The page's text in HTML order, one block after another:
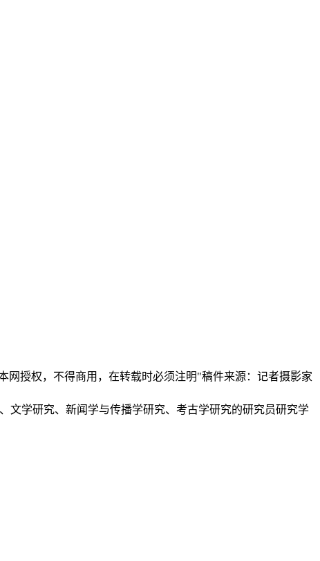
授权，不得商用，在转载时必须注明"稿件来源：记者摄影家
文学研究、新闻学与传播学研究、考古学研究的研究员研究学